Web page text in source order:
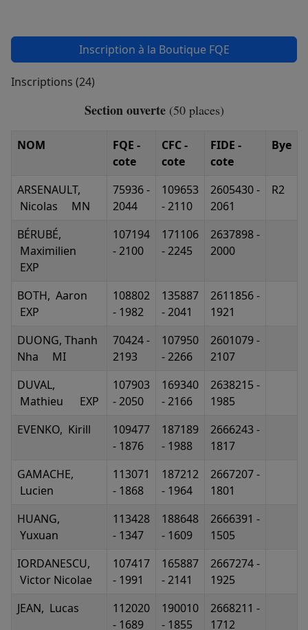
Inscription à la Boutique FQE
Inscriptions (24)
Section ouverte (50 places)
NOM
FQE -
cote
CFC -
cote
FIDE -
cote
Bye
ARSENAULT,
Nicolas MN
75936 -
2044
109653
- 2110
2605430 -
2061
R2
BÉRUBÉ,
Maximilien
EXP
107194
- 2100
171106
- 2245
2637898 -
2000
BOTH, Aaron
EXP
108802
- 1982
135887
- 2041
2611856 -
1921
DUONG, Thanh
Nha MI
70424 -
2193
107950
- 2266
2601079 -
2107
DUVAL,
Mathieu EXP
107903
- 2050
169340
- 2166
2638215 -
1985
EVENKO, Kirill
109477
- 1876
187189
- 1988
2666243 -
1817
GAMACHE,
Lucien
113071
- 1868
187212
- 1964
2667207 -
1801
HUANG,
Yuxuan
113428
- 1347
188648
- 1609
2666391 -
1505
IORDANESCU,
Victor Nicolae
107417
- 1991
165887
- 2141
2667274 -
1925
JEAN, Lucas
112020
- 1689
190010
- 1855
2668211 -
1712